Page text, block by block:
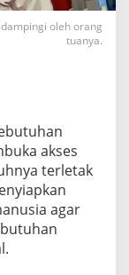
oleh orang
tuanya.
akses
terletak
agar